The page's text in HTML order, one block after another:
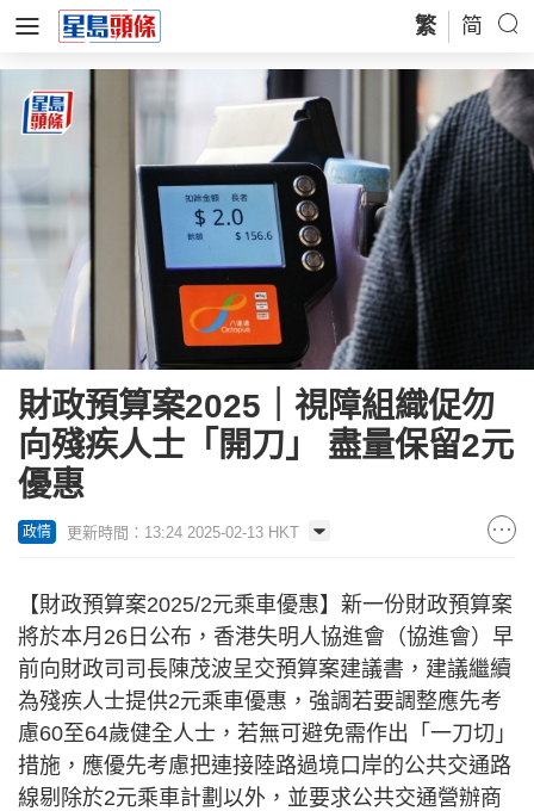
繁 简
財政預算案2025｜視障組織促勿
向殘疾人士「開刀」 盡量保留2元
優惠
政情 更新時間：13:24 2025-02-13 HKT
【財政預算案2025/2元乘車優惠】新一份財政預算案
將於本月26日公布，香港失明人協進會（協進會）早
前向財政司司長陳茂波呈交預算案建議書，建議繼續
為殘疾人士提供2元乘車優惠，強調若要調整應先考
慮60至64歲健全人士，若無可避免需作出「一刀切」
措施，應優先考慮把連接陸路過境口岸的公共交通路
線剔除於2元乘車計劃以外，並要求公共交通營辦商